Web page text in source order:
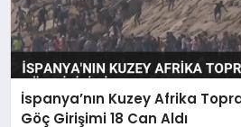
İspanya’nın Kuzey Afrika
Göç Girişimi 18 Can Aldı